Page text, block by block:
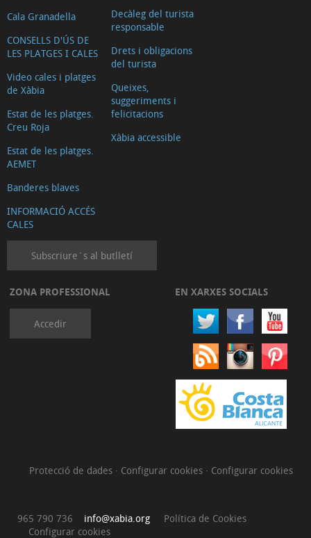
Cala Granadella
CONSELLS D'ÚS DE
LES PLATGES I CALES
Video cales i platges
de Xàbia
Estat de les platges.
Creu Roja
Estat de les platges.
AEMET
Banderes blaves
INFORMACIÓ ACCÉS
CALES
Decàleg del turista
responsable
Drets i obligacions
del turista
Queixes,
suggeriments i
felicitacions
Xàbia accessible
Subscriure´s al butlletí
ZONA PROFESSIONAL
Accedir
EN XARXES SOCIALS
Protecció de dades · Configurar cookies · Configurar cookies
965 790 736 info@xabia.org
Política de Cookies
Configurar cookies